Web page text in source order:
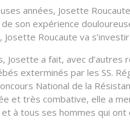
années, Josette
son expérience
Roucaute va
Josette a fait, avec
exterminés par les SS.
National de la
et très combative, elle a
à tous ses hommes qui ont